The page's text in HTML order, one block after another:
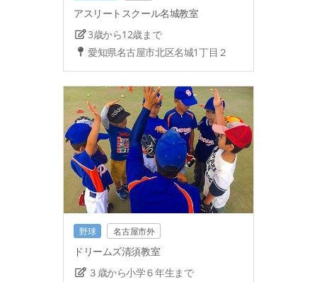
アスリートスクール名城教室
3歳から12歳まで
愛知県名古屋市北区名城1丁目２
野球 名古屋市外
ドリームズ清須教室
３歳から小学６年生まで